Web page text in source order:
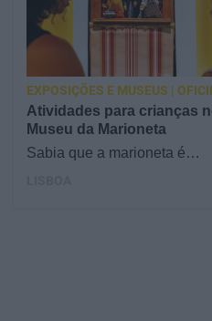
Atividades para crianças
Museu da Marioneta
Sabia que a marioneta é
EXPOSIÇÕES E MUSEUS |